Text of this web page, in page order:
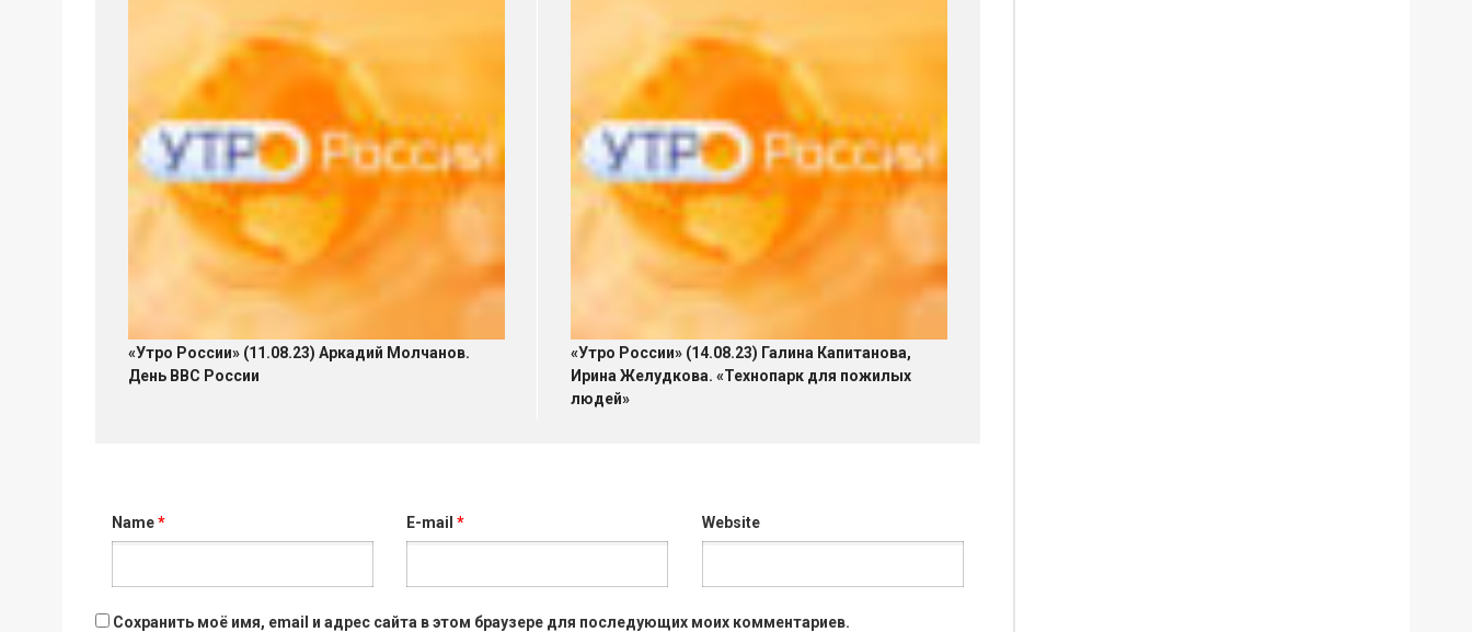
«Утро России» (11.08.23) Аркадий Молчанов.
День ВВС России
«Утро России» (14.08.23) Галина Капитанова,
Ирина Желудкова. «Технопарк для пожилых
людей»
Name* E-mail* Website
Сохранить моё имя, email и адрес сайта в этом браузере для последующих моих комментариев.